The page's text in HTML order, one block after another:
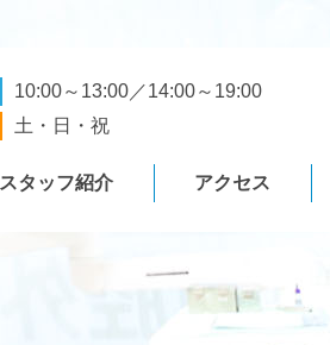
10:00～13:00／14:00～19:00
土・日・祝
タッフ紹介 アクセス